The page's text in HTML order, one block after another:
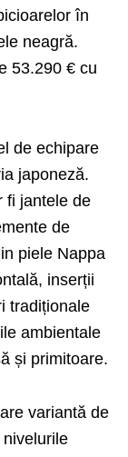
în
neagră.
53.290 € cu
de echipare
japoneză.
fi jantele de
de
piele Nappa
inserții
tradiționale
ambientale
și primitoare.
variantă de